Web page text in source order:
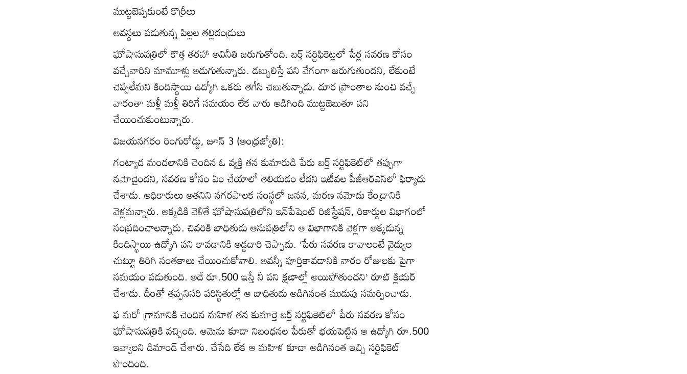
ముట్టజెప్పకుంటే కొర్రీలు
అవస్థలు పడుతున్న పిల్లల తల్లిదండ్రులు
ఘోషాసుపత్రిలో కొత్త తరహా అవినీతి జరుగుతోంది. బర్త్‌ సర్టిఫికెట్లలో పేర్ల సవరణ కోసం
వచ్చేవారిని మామూళ్లు అడుగుతున్నారు. డబ్బులిస్తే పని వేగంగా జరుగుతుందని, లేకుంటే
చెప్పలేమని కిందిస్థాయి ఉద్యోగి ఒకరు తెగేసి చెబుతున్నాడు. దూర ప్రాంతాల నుంచి వచ్చే
వారంతా మళ్లీ మళ్లీ తిరిగే సమయం లేక వారు అడిగింది ముట్టజెబుతూ పని
చేయించుకుంటున్నారు.
విజయనగరం రింగురోడ్డు, జూన్‌ 3 (ఆంధ్రజ్యోతి):
గంట్యాడ మండలానికి చెందిన ఓ వ్యక్తి తన కుమారుడి పేరు బర్త్‌ సర్టిఫికెట్‌లో తప్పుగా
నమోదైందని, సవరణ కోసం ఏం చేయాలో తెలియడం లేదని ఇటీవల పీజీఆర్‌ఎస్‌లో ఫిర్యాదు
చేశాడు. అధికారులు అతనిని నగరపాలక సంస్థలో జనన, మరణ నమోదు కేంద్రానికి
వెళ్లమన్నారు. అక్కడికి వెళితే ఘోషాసుపత్రిలోని ఇన్‌పేషెంట్‌ రిజిస్ట్రేషన్‌, రికార్డుల విభాగంలో
సంప్రదించాలన్నారు. చివరికి బాధితుడు ఆసుపత్రిలోని ఆ విభాగానికి వెళ్లగా అక్కడున్న
కిందిస్థాయి ఉద్యోగి పని కావడానికి అడ్డదారి చెప్పాడు. ‘పేరు సవరణ కావాలంటే వైద్యుల
చుట్టూ తిరిగి సంతకాలు చేయించుకోవాలి. అవన్నీ పూర్తికావడానికి వారం రోజులకు పైగా
సమయం పడుతుంది. అదే రూ.500 ఇస్తే నీ పని క్షణాల్లో అయిపోతుందని’ రూట్‌ క్లియర్‌
చేశాడు. దీంతో తప్పనిసరి పరిస్థితుల్లో ఆ బాధితుడు అడిగినంత ముడుపు సమర్పించాడు.
ఫ మరో గ్రామానికి చెందిన మహిళ తన కుమార్తె బర్త్‌ సర్టిఫికెట్‌లో పేరు సవరణ కోసం
ఘోషాసుపత్రికి వచ్చింది. ఆమెను కూడా నిబంధనల పేరుతో భయపెట్టిన ఆ ఉద్యోగి రూ.500
ఇవ్వాలని డిమాండ్‌ చేశారు. చేసేది లేక ఆ మహిళ కూడా అడిగినంత ఇచ్చి సర్టిఫికెట్‌
పొందింది.